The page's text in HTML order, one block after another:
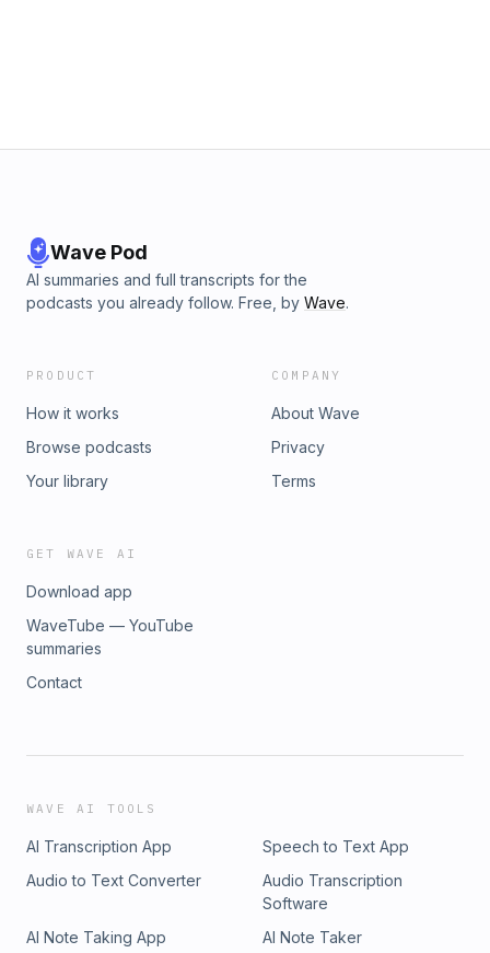
Wave Pod
AI summaries and full transcripts for the
podcasts you already follow. Free, by Wave.
PRODUCT
How it works
Browse podcasts
Your library
COMPANY
About Wave
Privacy
Terms
GET WAVE AI
Download app
WaveTube — YouTube
summaries
Contact
WAVE AI TOOLS
AI Transcription App
Speech to Text App
Audio to Text Converter
Audio Transcription
Software
AI Note Taking App
AI Note Taker